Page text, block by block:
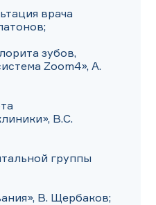
врача
зубов,
Zoom4», А.
В.С.
группы
В. Щербаков;